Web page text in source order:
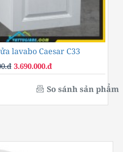
lavabo Caesar C33
3.690.000.đ
So sánh sản phẩm